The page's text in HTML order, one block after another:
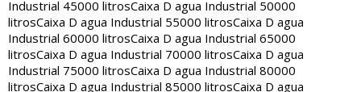
Industrial 45000 litrosCaixa D agua Industrial 50000
litrosCaixa D agua Industrial 55000 litrosCaixa D agua
Industrial 60000 litrosCaixa D agua Industrial 65000
litrosCaixa D agua Industrial 70000 litrosCaixa D agua
Industrial 75000 litrosCaixa D agua Industrial 80000
litrosCaixa D agua Industrial 85000 litrosCaixa D agua